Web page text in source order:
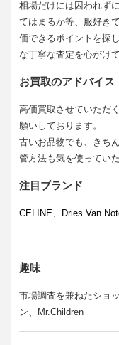
相場だけには囚われず
てはまるか等、服好き
価できるポイントを探
な丁寧な査定を心がけ
お買取のアドバイス
高価買取させていただ
願いしております。
古いお品物でも、きち
管方法も気を使ってい
注目ブランド
CELINE、 Dries Van
趣味
市場調査を兼ねたショ
ン、Mr.Children